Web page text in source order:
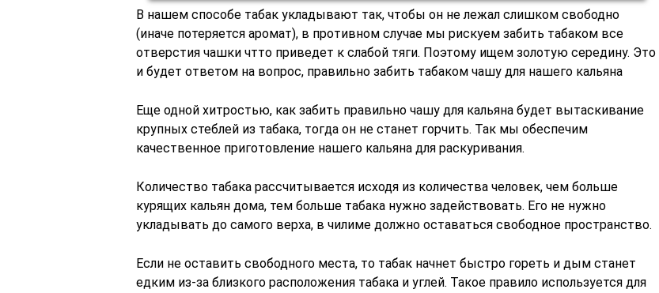
В нашем способе табак укладывают так, чтобы он не лежал слишком свободно
(иначе потеряется аромат), в противном случае мы рискуем забить табаком все
отверстия чашки чтто приведет к слабой тяги. Поэтому ищем золотую середину. Это
и будет ответом на вопрос, правильно забить табаком чашу для нашего кальяна
Еще одной хитростью, как забить правильно чашу для кальяна будет вытаскивание
крупных стеблей из табака, тогда он не станет горчить. Так мы обеспечим
качественное приготовление нашего кальяна для раскуривания.
Количество табака рассчитывается исходя из количества человек, чем больше
курящих кальян дома, тем больше табака нужно задействовать. Его не нужно
укладывать до самого верха, в чилиме должно оставаться свободное пространство.
Если не оставить свободного места, то табак начнет быстро гореть и дым станет
едким из-за близкого расположения табака и углей. Такое правило используется для